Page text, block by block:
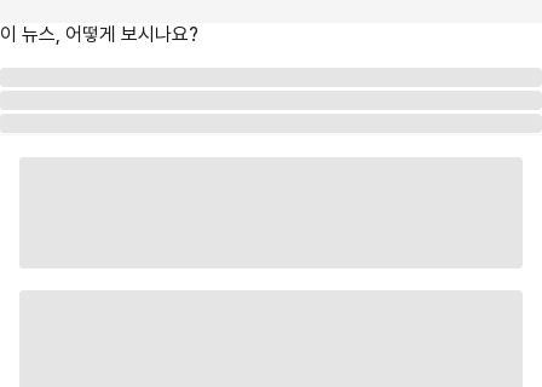
이 뉴스, 어떻게 보시나요?